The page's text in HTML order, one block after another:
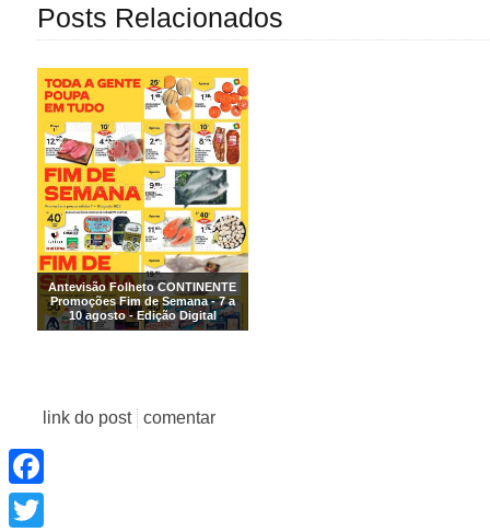
Posts Relacionados
Antevisão Folheto CONTINENTE
Promoções Fim de Semana - 7 a
10 agosto - Edição Digital
link do post comentar